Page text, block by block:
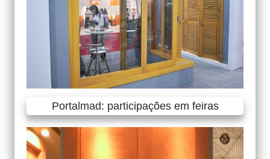
Portalmad: participações em feiras